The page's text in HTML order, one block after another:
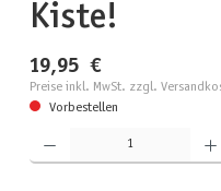
Kiste!
19,95 €
Preise inkl. MwSt. zzgl.
Vorbestellen
Produkt Anzahl: Gib den gewünschten